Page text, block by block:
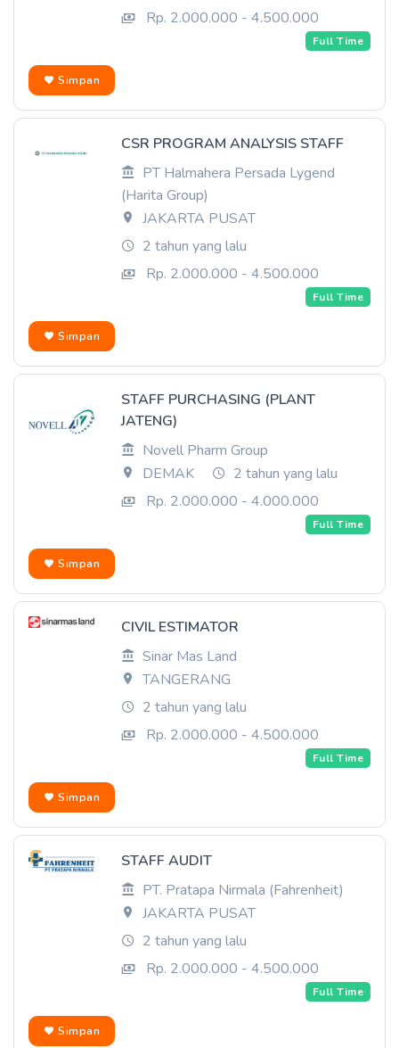
Rp. 2.000.000 - 4.500.000
Full Time
Simpan
CSR PROGRAM ANALYSIS STAFF
PT Halmahera Persada Lygend
(Harita Group)
JAKARTA PUSAT
2 tahun yang lalu
Rp. 2.000.000 - 4.500.000
Full Time
Simpan
STAFF PURCHASING (PLANT
JATENG)
Novell Pharm Group
DEMAK
2 tahun yang lalu
Rp. 2.000.000 - 4.000.000
Full Time
Simpan
CIVIL ESTIMATOR
Sinar Mas Land
TANGERANG
2 tahun yang lalu
Rp. 2.000.000 - 4.500.000
Full Time
Simpan
STAFF AUDIT
PT. Pratapa Nirmala (Fahrenheit)
JAKARTA PUSAT
2 tahun yang lalu
Rp. 2.000.000 - 4.500.000
Full Time
Simpan